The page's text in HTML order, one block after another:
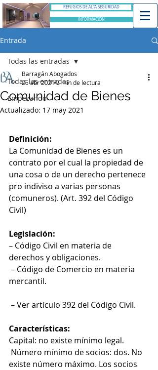
REFUGIOS DE ALTA SEGURIDAD
INFORMACIÓN
Entrada
Todas las entradas
Empezando
Todas las entradas
Comunidad de Bienes
Barragán Abogados
25 abr 20212 min de lectura
Actualizado: 17 may 2021
Definición:
La Comunidad de Bienes es un
contrato por el cual la propiedad de
una cosa o de un derecho pertenece
pro indiviso a varias personas
(comuneros). (Art. 392 del Código
Civil)
Legislación:
– Código Civil en materia de
derechos y obligaciones.
mercantil.
– Ver artículo 392 del Código Civil.
Características:
Capital: no existe mínimo legal.
existe número máximo. Los socios